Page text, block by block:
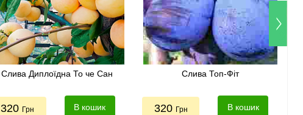
Слива Диплоїдна То че Сан
320 Грн В кошик
Слива Топ-Фіт
320 Грн В кошик